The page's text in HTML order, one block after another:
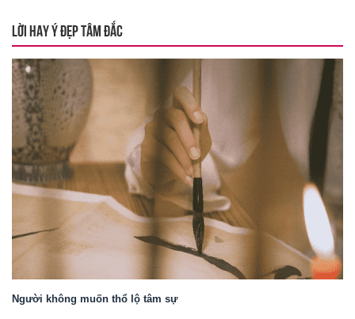
LỜI HAY Ý ĐẸP TÂM ĐẮC
Người không muốn thổ lộ tâm sự